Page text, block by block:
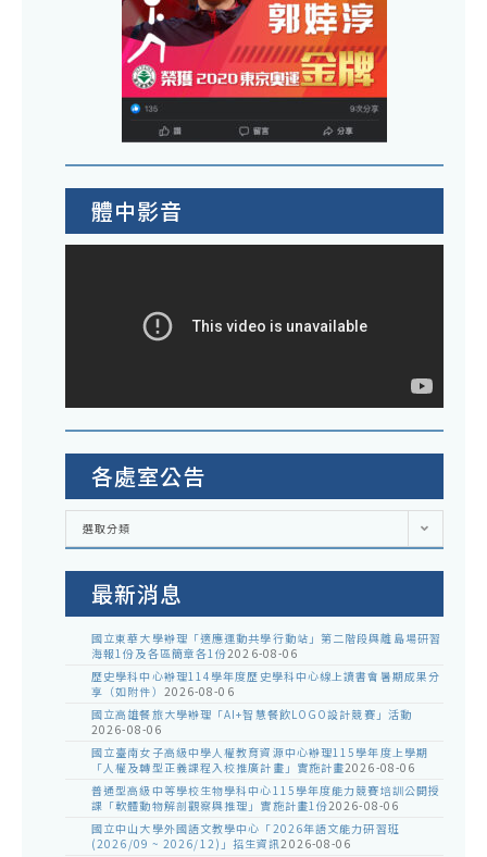
體中影音
各處室公告
各
室
選取分類
最新消息
國立東華大學辦理「適應運動共學行動站」第二階段與離島場研習
海報1份及各區簡章各1份2026-08-06
歷史學科中心辦理114學年度歷史學科中心線上讀書會暑期成果分
享（如附件） 2026-08-06
國立高雄餐旅大學辦理「AI+智慧餐飲LOGO設計競賽」活動
2026-08-06
國立臺南女子高級中學人權教育資源中心辦理115學年度上學期
「人權及轉型正義課程入校推廣計畫」實施計畫2026-08-06
普通型高級中等學校生物學科中心115學年度能力競賽培訓公開授
課「軟體動物解剖觀察與推理」實施計畫1份2026-08-06
國立中山大學外國語文教學中心「2026年語文能力研習班
(2026/09 ~ 2026/12)」招生資訊2026-08-06